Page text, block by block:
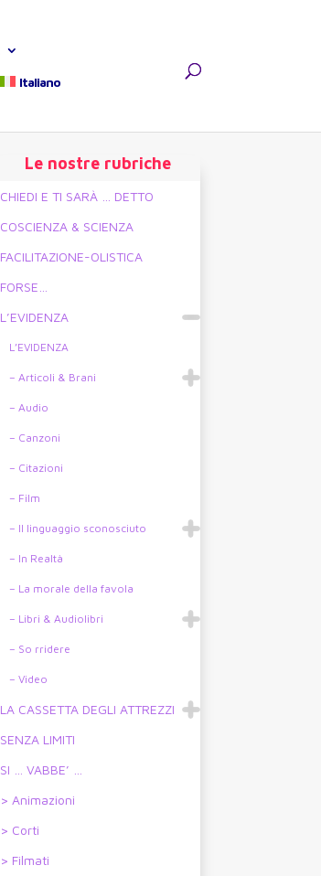
Italiano
Le nostre rubriche
CHIEDI E TI SARÀ … DETTO
COSCIENZA & SCIENZA
FACILITAZIONE-OLISTICA
FORSE…
L’EVIDENZA
L’EVIDENZA
– Articoli & Brani
– Audio
– Canzoni
– Citazioni
– Film
– Il linguaggio sconosciuto
– In Realtà
– La morale della favola
– Libri & Audiolibri
– So rridere
– Video
LA CASSETTA DEGLI ATTREZZI
SENZA LIMITI
SI … VABBE’ …
> Animazioni
> Corti
> Filmati